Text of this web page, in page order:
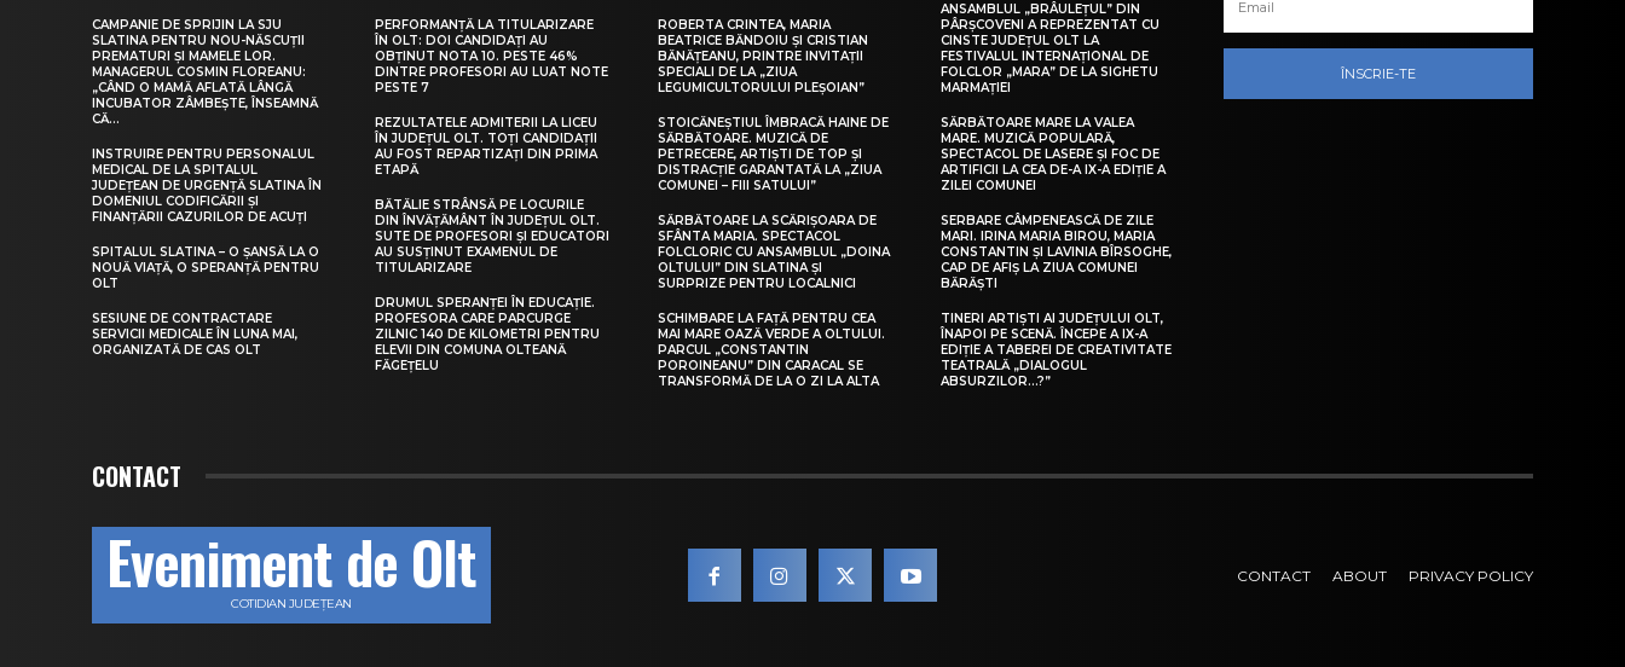
CAMPANIE DE SPRIJIN LA SJU
SLATINA PENTRU NOU-NĂSCUȚII
PREMATURI ȘI MAMELE LOR.
MANAGERUL COSMIN FLOREANU:
„CÂND O MAMĂ AFLATĂ LÂNGĂ
INCUBATOR ZÂMBEȘTE, ÎNSEAMNĂ
CĂ...
INSTRUIRE PENTRU PERSONALUL
MEDICAL DE LA SPITALUL
JUDEȚEAN DE URGENȚĂ SLATINA ÎN
DOMENIUL CODIFICĂRII ȘI
FINANȚĂRII CAZURILOR DE ACUȚI
SPITALUL SLATINA – O ȘANSĂ LA O
NOUĂ VIAȚĂ, O SPERANȚĂ PENTRU
OLT
SESIUNE DE CONTRACTARE
SERVICII MEDICALE ÎN LUNA MAI,
ORGANIZATĂ DE CAS OLT
PERFORMANȚĂ LA TITULARIZARE
ÎN OLT: DOI CANDIDAȚI AU
OBȚINUT NOTA 10. PESTE 46%
DINTRE PROFESORI AU LUAT NOTE
PESTE 7
REZULTATELE ADMITERII LA LICEU
ÎN JUDEȚUL OLT. TOȚI CANDIDAȚII
AU FOST REPARTIZAȚI DIN PRIMA
ETAPĂ
BĂTĂLIE STRÂNSĂ PE LOCURILE
DIN ÎNVĂȚĂMÂNT ÎN JUDEȚUL OLT.
SUTE DE PROFESORI ȘI EDUCATORI
AU SUSȚINUT EXAMENUL DE
TITULARIZARE
DRUMUL SPERANȚEI ÎN EDUCAȚIE.
PROFESORA CARE PARCURGE
ZILNIC 140 DE KILOMETRI PENTRU
ELEVII DIN COMUNA OLTEANĂ
FĂGEȚELU
ROBERTA CRINTEA, MARIA
BEATRICE BĂNDOIU ȘI CRISTIAN
BĂNĂȚEANU, PRINTRE INVITAȚII
SPECIALI DE LA „ZIUA
LEGUMICULTORULUI PLEȘOIAN”
STOICĂNEȘTIUL ÎMBRACĂ HAINE DE
SĂRBĂTOARE. MUZICĂ DE
PETRECERE, ARTIȘTI DE TOP ȘI
DISTRACȚIE GARANTATĂ LA „ZIUA
COMUNEI – FIII SATULUI”
SĂRBĂTOARE LA SCĂRIȘOARA DE
SFÂNTA MARIA. SPECTACOL
FOLCLORIC CU ANSAMBLUL „DOINA
OLTULUI” DIN SLATINA ȘI
SURPRIZE PENTRU LOCALNICI
SCHIMBARE LA FAȚĂ PENTRU CEA
MAI MARE OAZĂ VERDE A OLTULUI.
PARCUL „CONSTANTIN
POROINEANU” DIN CARACAL SE
TRANSFORMĂ DE LA O ZI LA ALTA
ANSAMBLUL „BRÂULEȚUL” DIN
PÂRȘCOVENI A REPREZENTAT CU
CINSTE JUDEȚUL OLT LA
FESTIVALUL INTERNAȚIONAL DE
FOLCLOR „MARA” DE LA SIGHETU
MARMAȚIEI
SĂRBĂTOARE MARE LA VALEA
MARE. MUZICĂ POPULARĂ,
SPECTACOL DE LASERE ȘI FOC DE
ARTIFICII LA CEA DE-A IX-A EDIȚIE A
ZILEI COMUNEI
SERBARE CÂMPENEASCĂ DE ZILE
MARI. IRINA MARIA BIROU, MARIA
CONSTANTIN ȘI LAVINIA BÎRSOGHE,
CAP DE AFIȘ LA ZIUA COMUNEI
BĂRĂȘTI
TINERI ARTIȘTI AI JUDEȚULUI OLT,
ÎNAPOI PE SCENĂ. ÎNCEPE A IX-A
EDIȚIE A TABEREI DE CREATIVITATE
TEATRALĂ „DIALOGUL
ABSURZILOR…?”
ÎNSCRIE-TE
CONTACT
Eveniment de Olt
COTIDIAN JUDEȚEAN
CONTACT ABOUT PRIVACY POLICY